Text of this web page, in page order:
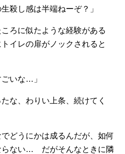
殺し感は半端ねーぞ？」
ろに似たような経験がある
イレの扉がノックされると
ごいな…」
な、わりい上条、続けてく
どうにかは成るんだが、如何
らない… だがそんなときに隣